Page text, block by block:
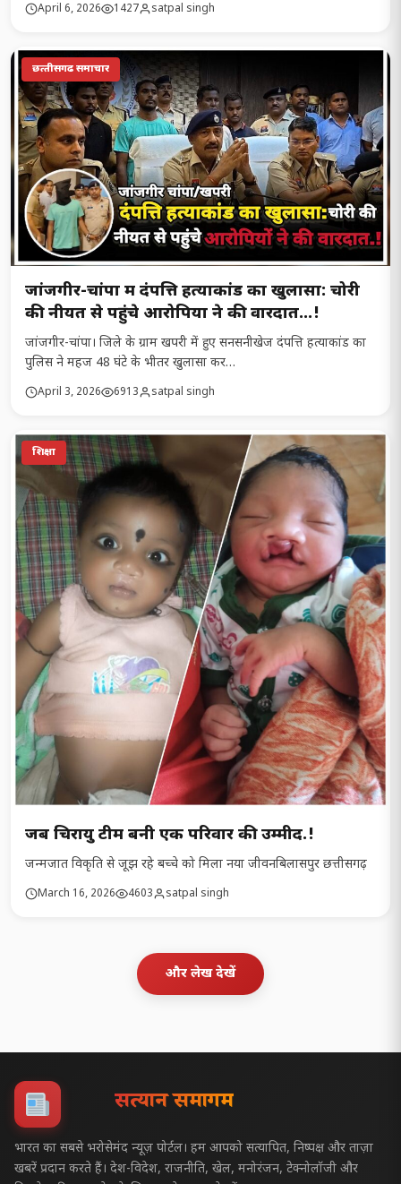
April 6, 2026 1427 satpal singh
छत्‍तीसगढ समाचार
जांजगीर-चांपा में दंपत्ति हत्याकांड का खुलासा: चोरी
की नीयत से पहुंचे आरोपियों ने की वारदात…!
जांजगीर-चांपा। जिले के ग्राम खपरी में हुए सनसनीखेज दंपत्ति हत्याकांड का
पुलिस ने महज 48 घंटे के भीतर खुलासा कर…
April 3, 2026 6913 satpal singh
शिक्षा
जब चिरायु टीम बनी एक परिवार की उम्मीद.!
जन्मजात विकृति से जूझ रहे बच्चे को मिला नया जीवनबिलासपुर छत्तीसगढ़
March 16, 2026 4603 satpal singh
और लेख देखें
सत्यज्ञान समागम
भारत का सबसे भरोसेमंद न्यूज़ पोर्टल। हम आपको सत्यापित, निष्पक्ष और ताज़ा
खबरें प्रदान करते हैं। देश-विदेश, राजनीति, खेल, मनोरंजन, टेक्नोलॉजी और